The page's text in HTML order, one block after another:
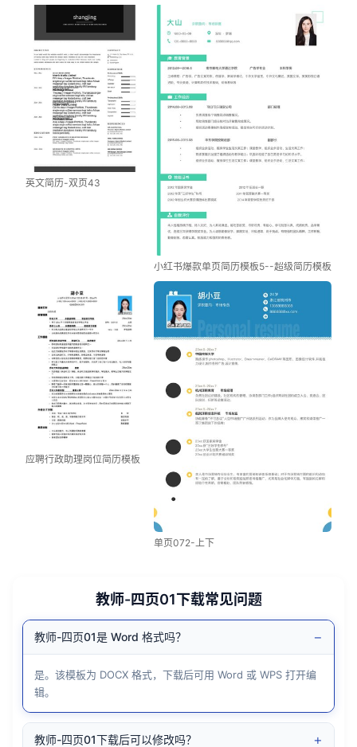
英文简历-双页43
小红书爆款单页简历模板5--超级简历模板
应聘行政助理岗位简历模板
单页072-上下
教师-四页01下载常见问题
教师-四页01是 Word 格式吗？ −
是。该模板为 DOCX 格式，下载后可用 Word 或 WPS 打开编
辑。
教师-四页01下载后可以修改吗？ +